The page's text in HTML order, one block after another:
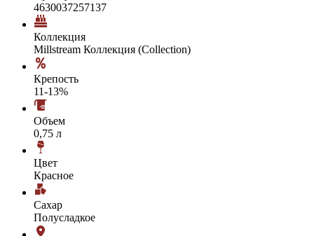
4630037257137
Коллекция
Millstream Коллекция (Collection)
Крепость
11-13%
Объем
0,75 л
Цвет
Красное
Сахар
Полусладкое